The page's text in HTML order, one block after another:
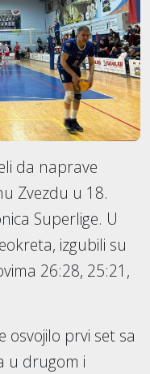
da naprave
Zvezdu u 18.
Superlige. U
izgubili su
26:28, 25:21,
osvojilo prvi set sa
u drugom i